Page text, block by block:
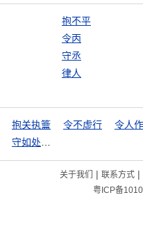
抱不平
令丙
守丞
律人
抱关执籥 令不虚行
令人
关于我们 | 联系方式|
粤ICP备